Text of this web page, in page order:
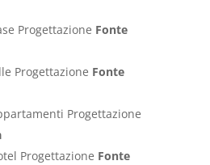
Progettazione Fonte
Progettazione Fonte
Progettazione
Progettazione Fonte